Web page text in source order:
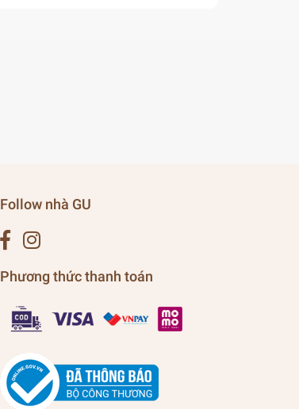
Follow nhà GU
Phương thức thanh toán